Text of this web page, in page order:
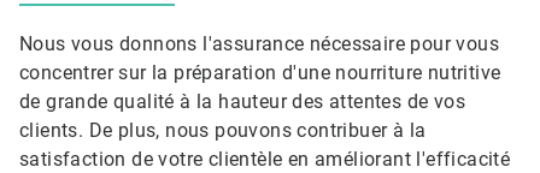
Nous vous donnons l'assurance nécessaire pour vous
concentrer sur la préparation d'une nourriture nutritive
de grande qualité à la hauteur des attentes de vos
clients. De plus, nous pouvons contribuer à la
satisfaction de votre clientèle en améliorant l'efficacité